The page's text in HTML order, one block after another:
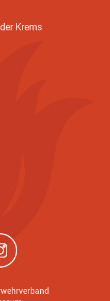
Krems
(neues Fenster)